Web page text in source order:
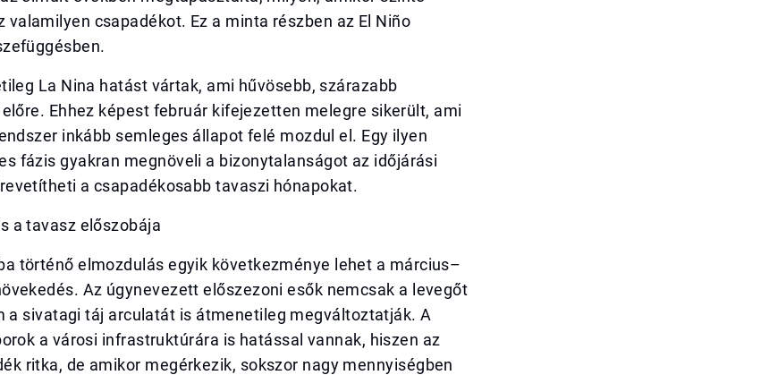
valamilyen csapadékot. Ez a minta részben az El Niño
La Nina hatást vártak, ami hűvösebb, szárazabb
Ehhez képest február kifejezetten melegre sikerült, ami
inkább semleges állapot felé mozdul el. Egy ilyen
fázis gyakran megnöveli a bizonytalanságot az időjárási
a csapadékosabb tavaszi hónapokat.
a tavasz előszobája
történő elmozdulás egyik következménye lehet a március–
Az úgynevezett előszezoni esők nemcsak a levegőt
a sivatagi táj arculatát is átmenetileg megváltoztatják. A
a városi infrastruktúrára is hatással vannak, hiszen az
ritka, de amikor megérkezik, sokszor nagy mennyiségben